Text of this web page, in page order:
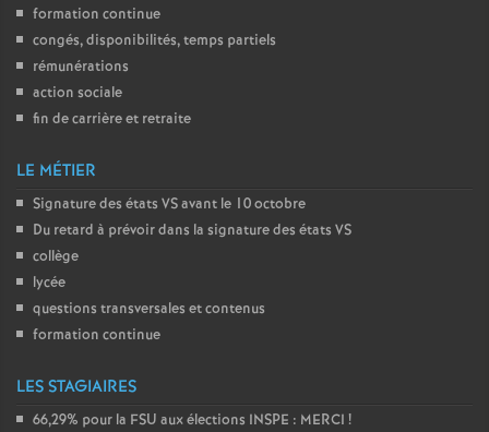
formation continue
congés, disponibilités, temps partiels
rémunérations
action sociale
fin de carrière et retraite
LE MÉTIER
Signature des états VSavant le 10 octobre
Du retard à prévoir dans la signature des états VS
collège
lycée
questions transversales et contenus
formation continue
LES STAGIAIRES
66,29% pour la FSU aux élections INSPE : MERCI !